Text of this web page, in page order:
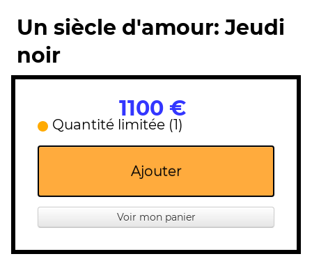
Un siècle d'amour: Jeudi
noir
1100 €
Quantité limitée (1)
Ajouter
Voir mon panier